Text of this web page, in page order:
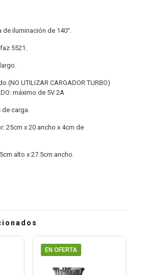
de iluminación de 140°.
5521.
(NO UTILIZAR CARGADOR TURBO)
máximo de 5V 2A
carga.
25cm x 20 ancho x 4cm de
alto x 27.5cm ancho.
EN OFERTA